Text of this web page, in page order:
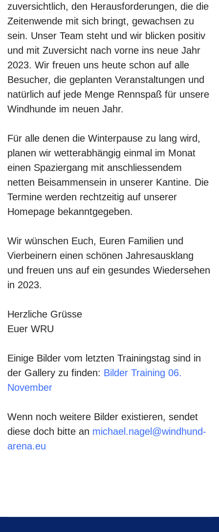
zuversichtlich, den Herausforderungen, die die
Zeitenwende mit sich bringt, gewachsen zu
sein. Unser Team steht und wir blicken positiv
und mit Zuversicht nach vorne ins neue Jahr
2023. Wir freuen uns heute schon auf alle
Besucher, die geplanten Veranstaltungen und
natürlich auf jede Menge Rennspaß für unsere
Windhunde im neuen Jahr.
Für alle denen die Winterpause zu lang wird,
planen wir wetterabhängig einmal im Monat
einen Spaziergang mit anschliessendem
netten Beisammensein in unserer Kantine. Die
Termine werden rechtzeitig auf unserer
Homepage bekanntgegeben.
Wir wünschen Euch, Euren Familien und
Vierbeinern einen schönen Jahresausklang
und freuen uns auf ein gesundes Wiedersehen
in 2023.
Herzliche Grüsse
Euer WRU
Einige Bilder vom letzten Trainingstag sind in
der Gallery zu finden: Bilder Training 06.
November
Wenn noch weitere Bilder existieren, sendet
diese doch bitte an michael.nagel@windhund-
arena.eu